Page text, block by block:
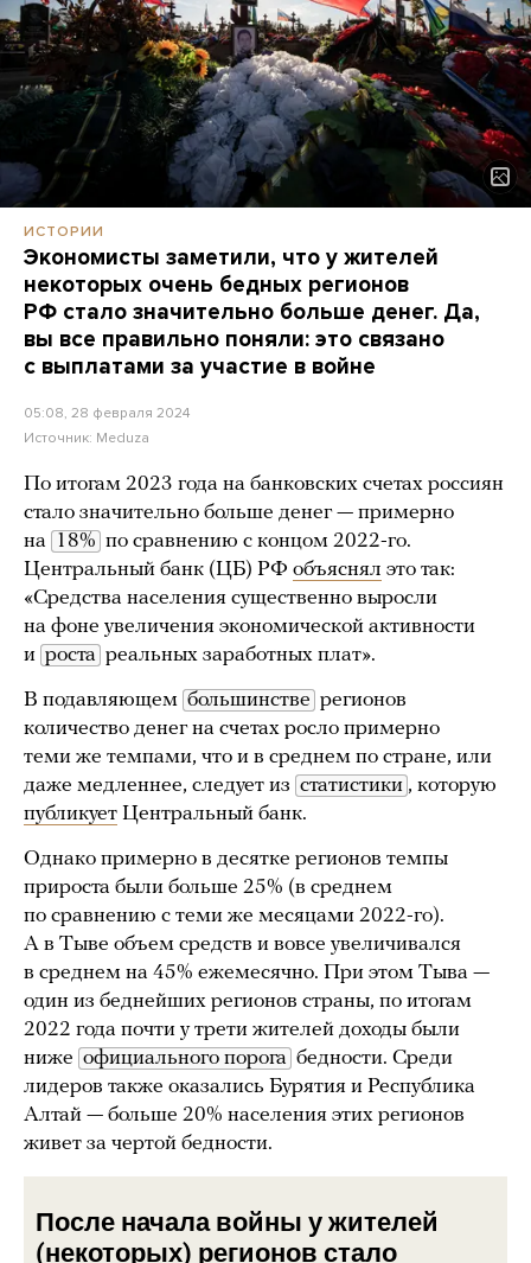
ИСТОРИИ
Экономисты заметили, что у жителей
некоторых очень бедных регионов
РФ стало значительно больше денег. Да,
вы все правильно поняли: это связано
с выплатами за участие в войне
05:08, 28 февраля 2024
Источник: Meduza
По итогам 2023 года на банковских счетах россиян
стало значительно больше денег — примерно
на
18% по сравнению с концом 2022-го.
Центральный банк (ЦБ) РФ объяснял это так:
«Средства населения существенно выросли
на фоне увеличения экономической активности
и роста реальных заработных плат».
В подавляющем большинстве регионов
количество денег на счетах росло примерно
теми же темпами, что и в среднем по стране, или
даже медленнее, следует из статистики , которую
публикует Центральный банк.
Однако примерно в десятке регионов темпы
прироста были больше 25% (в среднем
по сравнению с теми же месяцами 2022-го).
А в Тыве объем средств и вовсе увеличивался
в среднем на 45% ежемесячно. При этом Тыва —
один из беднейших регионов страны, по итогам
2022 года почти у трети жителей доходы были
ниже официального порога бедности. Среди
лидеров также оказались Бурятия и Республика
Алтай — больше 20% населения этих регионов
живет за чертой бедности.